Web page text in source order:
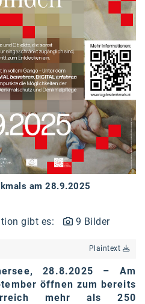
am 28.9.2025
gibt es: 9 Bilder
Plaintext
28.8.2025 – Am
öffnen zum bereits
mehr als 250